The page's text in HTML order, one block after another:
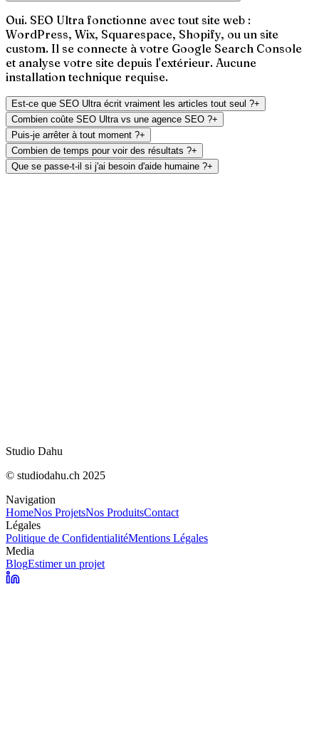
Oui. SEO Ultra fonctionne avec tout site web :
WordPress, Wix, Squarespace, Shopify, ou un site
custom. Il se connecte à votre Google Search Console
et analyse votre site depuis l'extérieur. Aucune
installation technique requise.
Est-ce que SEO Ultra écrit vraiment les articles tout seul ?+
Combien coûte SEO Ultra vs une agence SEO ?+
Puis-je arrêter à tout moment ?+
Combien de temps pour voir des résultats ?+
Que se passe-t-il si j'ai besoin d'aide humaine ?+
Studio Dahu
© studiodahu.ch 2025
Navigation
HomeNos ProjetsNos ProduitsContact
Légales
Politique de ConfidentialitéMentions Légales
Media
BlogEstimer un projet